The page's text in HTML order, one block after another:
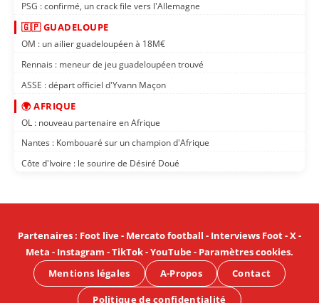
PSG : confirmé, un crack file vers l'Allemagne
🇬🇵 GUADELOUPE
OM : un ailier guadeloupéen à 18M€
Rennais : meneur de jeu guadeloupéen trouvé
ASSE : départ officiel d'Yvann Maçon
🌍 AFRIQUE
OL : nouveau partenaire en Afrique
Nantes : Kombouaré sur un champion d'Afrique
Côte d'Ivoire : le sourire de Désiré Doué
Partenaires: Foot live- Mercato football - Interviews Foot-X-
Meta - Instagram -TikTok-YouTube- Paramètres cookies.
Mentions légales
A-Propos Contact
Politique de confidentialité